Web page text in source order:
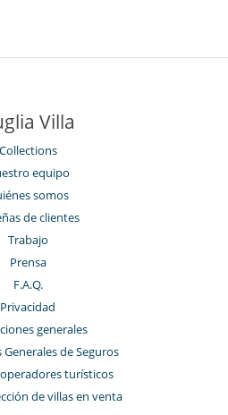
Villa
Collections
equipo
somos
de clientes
Trabajo
Prensa
F.A.Q.
Privacidad
generales
de Seguros
turísticos
de villas en venta